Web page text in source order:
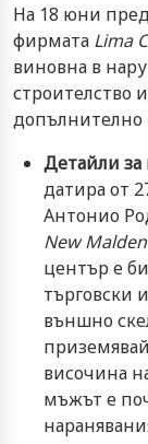
На 18 юни
фирмата Lima
виновна в
строителство
допълнително
Детайли
датира от
Антонио
New
център е
търговски
външно
височина
мъжът е